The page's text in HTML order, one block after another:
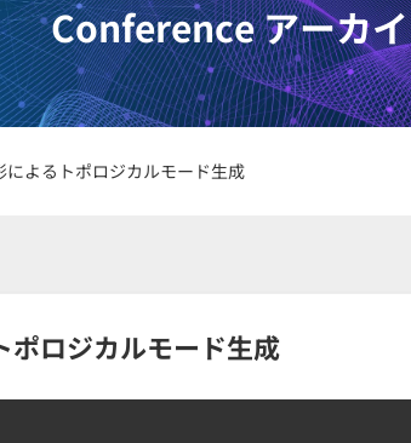
Conference アーカ
よるトポロジカルモード生成
ポロジカルモード生成